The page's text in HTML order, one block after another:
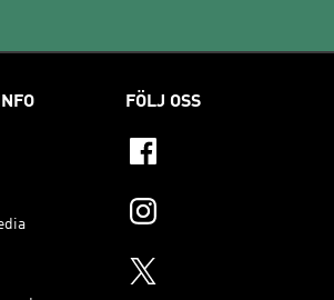
FÖLJ OSS